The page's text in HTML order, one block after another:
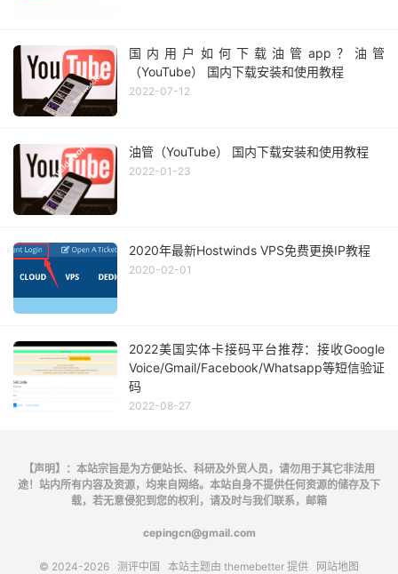
国内用户如何下载油管app？油管
（YouTube） 国内下载安装和使用教程
2022-07-12
油管（YouTube） 国内下载安装和使用教程
2022-01-23
2020年最新Hostwinds VPS免费更换IP教程
2020-02-01
2022美国实体卡接码平台推荐：接收Google
Voice/Gmail/Facebook/Whatsapp等短信验证
码
2022-08-27
【声明】：本站宗旨是为方便站长、科研及外贸人员，请勿用于其它非法用
途！站内所有内容及资源，均来自网络。本站自身不提供任何资源的储存及下
载，若无意侵犯到您的权利，请及时与我们联系，邮箱
cepingcn@gmail.com
© 2024-2026 测评中国 本站主题由 themebetter 提供 网站地图